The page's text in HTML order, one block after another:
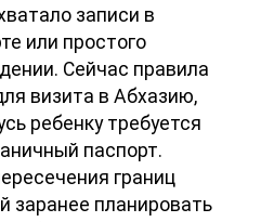
записи в
или простого
Сейчас правила
визита в Абхазию,
ребенку требуется
паспорт.
границ
заранее планировать